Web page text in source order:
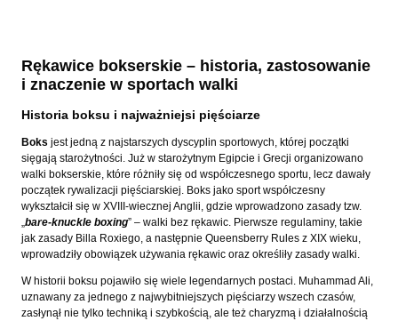
Rękawice bokserskie – historia, zastosowanie
i znaczenie w sportach walki
Historia boksu i najważniejsi pięściarze
Boks jest jedną z najstarszych dyscyplin sportowych, której początki
sięgają starożytności. Już w starożytnym Egipcie i Grecji organizowano
walki bokserskie, które różniły się od współczesnego sportu, lecz dawały
początek rywalizacji pięściarskiej. Boks jako sport współczesny
wykształcił się w XVIII-wiecznej Anglii, gdzie wprowadzono zasady tzw.
„bare-knuckle boxing” – walki bez rękawic. Pierwsze regulaminy, takie
jak zasady Billa Roxiego, a następnie Queensberry Rules z XIX wieku,
wprowadziły obowiązek używania rękawic oraz określiły zasady walki.
W historii boksu pojawiło się wiele legendarnych postaci. Muhammad Ali,
uznawany za jednego z najwybitniejszych pięściarzy wszech czasów,
zasłynął nie tylko techniką i szybkością, ale też charyzmą i działalnością